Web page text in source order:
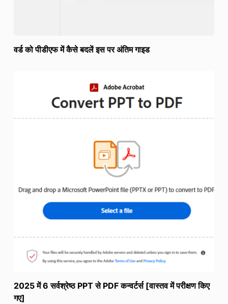
वर्ड को पीडीएफ में कैसे बदलें इस पर अंतिम गाइड
2025 में 6 सर्वश्रेष्ठ PPT से PDF कन्वर्टर्स [वास्तव में परीक्षण किए
गए]